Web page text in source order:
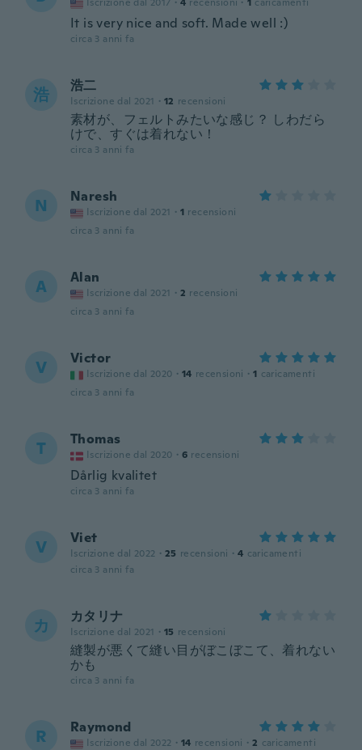
It is very nice and soft. Made well :)
circa 3 anni fa
浩 浩二
Iscrizione dal 2021 · 12 recensioni
素材が、フェルトみたいな感じ？ しわだら
けで、すぐは着れない！
circa 3 anni fa
N Naresh
Iscrizione dal 2021 · 1 recensioni
circa 3 anni fa
A Alan
Iscrizione dal 2021 · 2 recensioni
circa 3 anni fa
V Victor
Iscrizione dal 2020 · 14 recensioni · 1 caricamenti
circa 3 anni fa
T Thomas
Iscrizione dal 2020 · 6 recensioni
Dårlig kvalitet
circa 3 anni fa
V Viet
Iscrizione dal 2022 · 25 recensioni · 4 caricamenti
circa 3 anni fa
カ カタリナ
Iscrizione dal 2021 · 15 recensioni
縫製が悪くて縫い目がぼこぼこて、着れない
かも
circa 3 anni fa
R Raymond
Iscrizione dal 2022 · 14 recensioni · 2 caricamenti